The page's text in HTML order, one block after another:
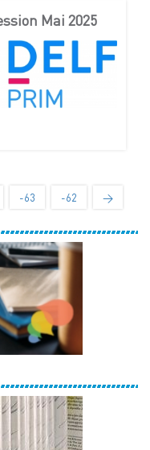
Mai 2025
-63 -62 →